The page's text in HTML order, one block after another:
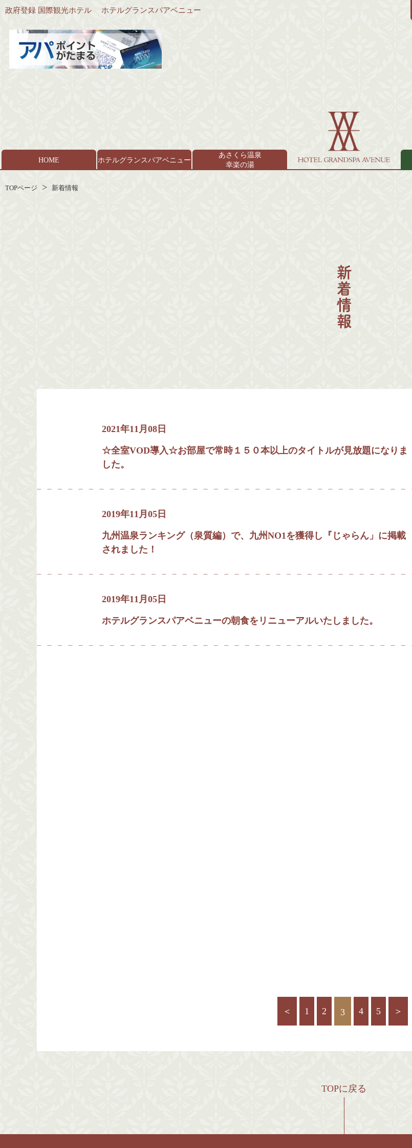
政府登録 国際観光ホテル ホテルグランスパアベニュー
HOME ホテルグランスパアベニュー
あさくら温泉
幸楽の湯
TOPページ 新着情報
2021年11月08日
☆全室VOD導入☆お部屋で常時１５０本以上のタイトルが見放題になりま
した。
2019年11月05日
九州温泉ランキング（泉質編）で、九州NO1を獲得し『じゃらん」に掲載
されました！
2019年11月05日
ホテルグランスパアベニューの朝食をリニューアルいたしました。
＜ 1 2 3 4 5 ＞
TOPに戻る